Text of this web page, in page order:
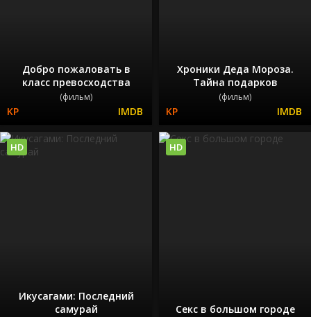
Добро пожаловать в
класс превосходства
(фильм)
Хроники Деда Мороза.
Тайна подарков
(фильм)
Икусагами: Последний
самурай
HD
Секс в большом городе
HD